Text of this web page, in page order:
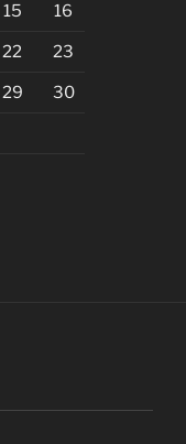
15 16
22 23
29 30